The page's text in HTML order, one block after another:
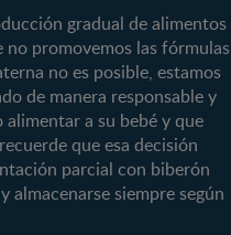
gradual de alimentos
no promovemos las fórmulas
no es posible, estamos
de manera responsable y
a su bebé y que
que esa decisión
parcial con biberón
almacenarse siempre según